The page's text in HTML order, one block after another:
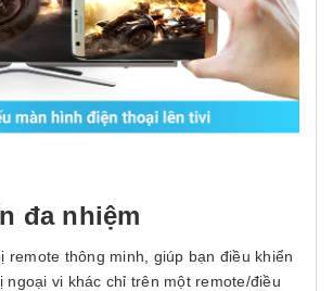
đa nhiệm
remote thông minh, giúp bạn điều khiển
ngoại vi khác chỉ trên một remote/điều